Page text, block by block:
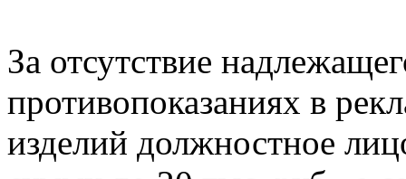
За отсутствие
противопоказаниях в
изделий должностное